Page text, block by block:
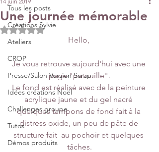
Tous les posts
Créations Sylvie
Ateliers
CROP
Presse/Salon Version Scrap
Idées créations Noël
Challenges groupe
Tutos
Démos produits
Une journée mémorable
Noté NaN étoiles sur 5.
Hello,
Je vous retrouve aujourd'hui avec une
page "patouille".
Le fond est réalisé avec de la peinture
acrylique jaune et du gel nacré
quelques tampons de fond fait à la
distress oxide, un peu de pâte de
structure fait  au pochoir et quelques
tâches.